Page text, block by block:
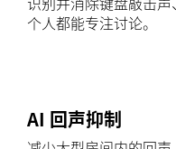
个人都能专注讨论。
AI 回声抑制